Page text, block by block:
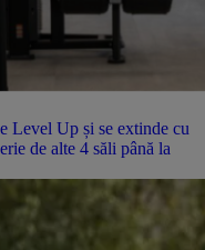
Level Up și se extinde cu
de alte 4 săli până la